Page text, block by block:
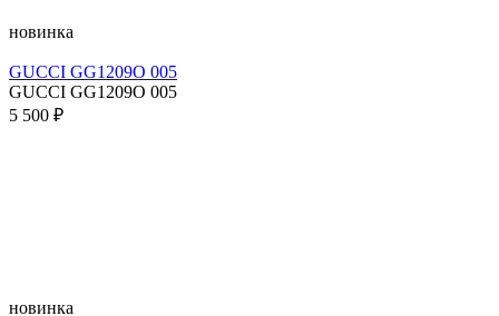
новинка
GUCCI GG1209O 005
GUCCI GG1209O 005
5 500 ₽
новинка